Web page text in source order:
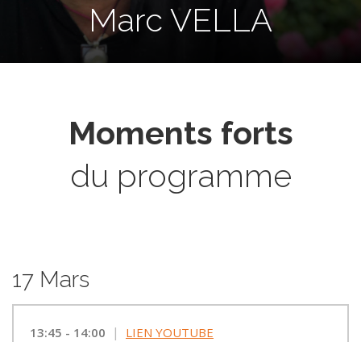
Marc VELLA
Moments forts
du programme
17 Mars
13:45 - 14:00 | LIEN YOUTUBE